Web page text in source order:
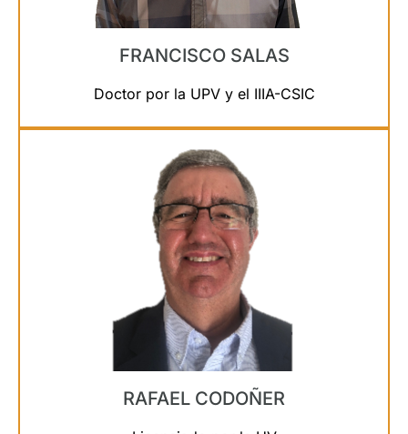
FRANCISCO SALAS
Doctor por la UPV y el IIIA-CSIC
RAFAEL CODOÑER